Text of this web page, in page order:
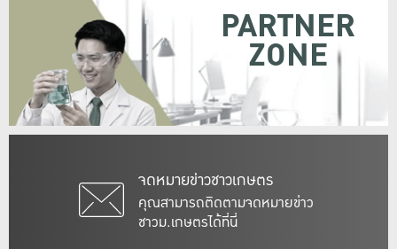
จดหมายข่าวชาวเกษตร
คุณสามารถติดตามจดหมายข่าว
ชาวม.เกษตรได้ที่นี่
PARTNER
ZONE